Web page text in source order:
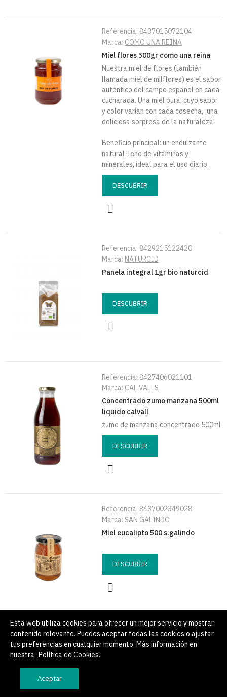
Referencia: 8437015072104
Marca: COMO UNA REINA
Miel flores 500gr como una reina
Nuestra miel de flores (también
llamada miel de milflores) es el sabor
auténtico del campo español en cada
cucharada. Una miel pura, cuyo sabor
y color varían con cada cosecha, ¡una
deliciosa sorpresa de la naturaleza!
Beneficio principal: un endulzante
natural lleno de vitaminas y
minerales, ideal para el uso diario.
DESCUBRIR
Referencia: 8429215122420
Marca: NATURCID
Panela integral 1gr bio naturcid
DESCUBRIR
Referencia: 8427406021101
Marca: CAL VALLS
Concentrado zumo manzana 500ml
liquido calvall
zumo de manzana concentrado 500ml
DESCUBRIR
Referencia: 8437002349028
Marca: SAN GALINDO
Miel eucalipto 500 s.galindo
DESCUBRIR
Referencia:8422584019575
Marca:EL GRANERO
Esta web utiliza cookies para ofrecer un mejor servicio y mostrar
contenido relevante. Puedes aceptar todas las cookies o ajustar
tus preferencias en cualquier momento. Más información en
nuestra Política de Cookies.
Aceptar